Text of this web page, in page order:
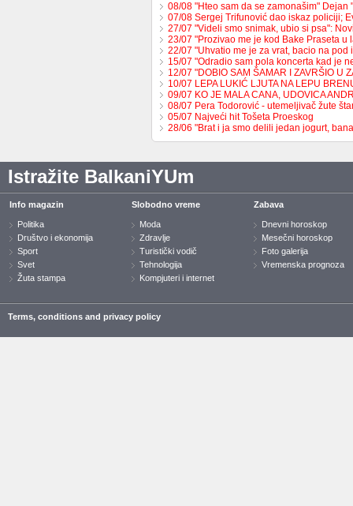
08/08 "Hteo sam da se zamonašim"
07/08 Sergej Trifunović dao iskaz policiji;
27/07 "Videli smo snimak, ubio si psa":
23/07 "Prozivao me je kod Bake Praseta
22/07 "Uhvatio me je za vrat, bacio na
15/07 "Odradio sam pola koncerta kad je
12/07 "DOBIO SAM ŠAMAR I ZAVRŠIO U
10/07 LEPA LUKIĆ LJUTA NA LEPU
09/07 KO JE MALA CANA, UDOVICA
08/07 Pera Todorović - utemeljivač žute
05/07 Najveći hit Tošeta Proeskog
28/06 "Brat i ja smo delili jedan jogurt,
Istražite BalkaniYUm
Info magazin
Politika
Društvo i ekonomija
Sport
Svet
Žuta stampa
Slobodno vreme
Moda
Zdravlje
Turistički vodič
Tehnologija
Kompjuteri i internet
Zabava
Dnevni horoskop
Mesečni horoskop
Foto galerija
Vremenska prognoza
Terms, conditions and privacy policy